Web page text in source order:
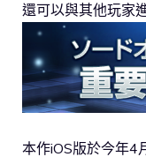
還可以與其他玩家
本作iOS版於今年4